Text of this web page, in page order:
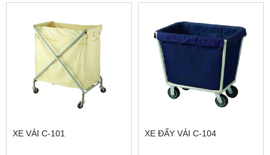
XE VẢI C-101 XE ĐẨY VẢI C-104